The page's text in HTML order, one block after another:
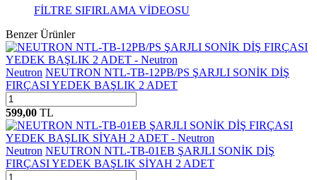
FİLTRE SIFIRLAMA VİDEOSU
Benzer Ürünler
Neutron NEUTRON NTL-TB-12PB/PS ŞARJLI SONİK DİŞ
FIRÇASI YEDEK BAŞLIK 2 ADET
599,00 TL
Neutron NEUTRON NTL-TB-01EB ŞARJLI SONİK DİŞ
FIRÇASI YEDEK BAŞLIK SİYAH 2 ADET